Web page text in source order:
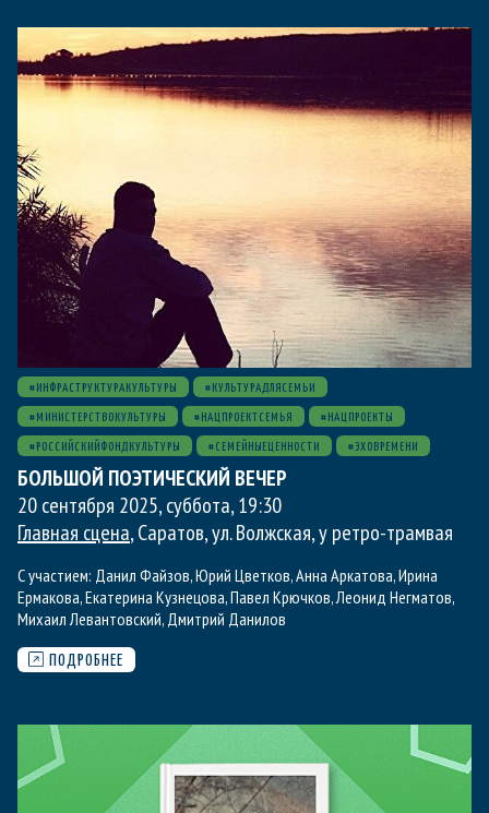
#ИНФРАСТРУКТУРАКУЛЬТУРЫ #КУЛЬТУРАДЛЯСЕМЬИ
#МИНИСТЕРСТВОКУЛЬТУРЫ #НАЦПРОЕКТСЕМЬЯ #НАЦПРОЕКТЫ
#РОССИЙСКИЙФОНДКУЛЬТУРЫ #СЕМЕЙНЫЕЦЕННОСТИ #ЭХОВРЕМЕНИ
БОЛЬШОЙ ПОЭТИЧЕСКИЙ ВЕЧЕР
20 сентября 2025, суббота,19:30
Главная сцена, Саратов, ул. Волжская, у ретро-трамвая
С участием: Данил Файзов,Юрий Цветков,Анна Аркатова,Ирина
Ермакова,Екатерина Кузнецова,Павел Крючков,Леонид Негматов,
Михаил Левантовский, Дмитрий Данилов
ПОДРОБНЕЕ